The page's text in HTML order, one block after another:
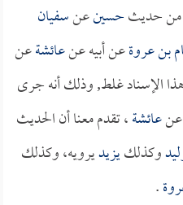
من حديثحسينعنسفيان
بن عروةعن أبيه عنعائشةعن
الإسناد غلط, وذلك أنه جرى
عنعائشة، تقدم معنا أن الحديث
وكذلكيزيديرويه، وكذلك
.